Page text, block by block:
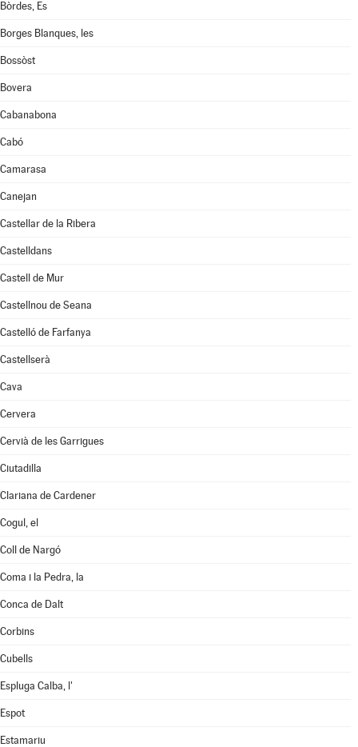
Bòrdes, Es
Borges Blanques, les
Bossòst
Bovera
Cabanabona
Cabó
Camarasa
Canejan
Castellar de la Ribera
Castelldans
Castell de Mur
Castellnou de Seana
Castelló de Farfanya
Castellserà
Cava
Cervera
Cervià de les Garrigues
Ciutadilla
Clariana de Cardener
Cogul, el
Coll de Nargó
Coma i la Pedra, la
Conca de Dalt
Corbins
Cubells
Espluga Calba, l'
Espot
Estamariu